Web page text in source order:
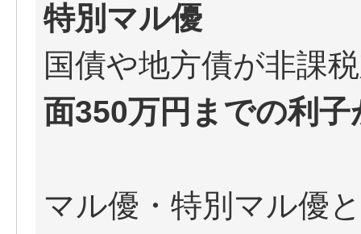
特別マル優
国債や地方債が非課
面350万円までの利子
マル優・特別マル優